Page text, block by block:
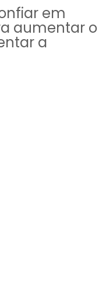
em
aumentar o
a